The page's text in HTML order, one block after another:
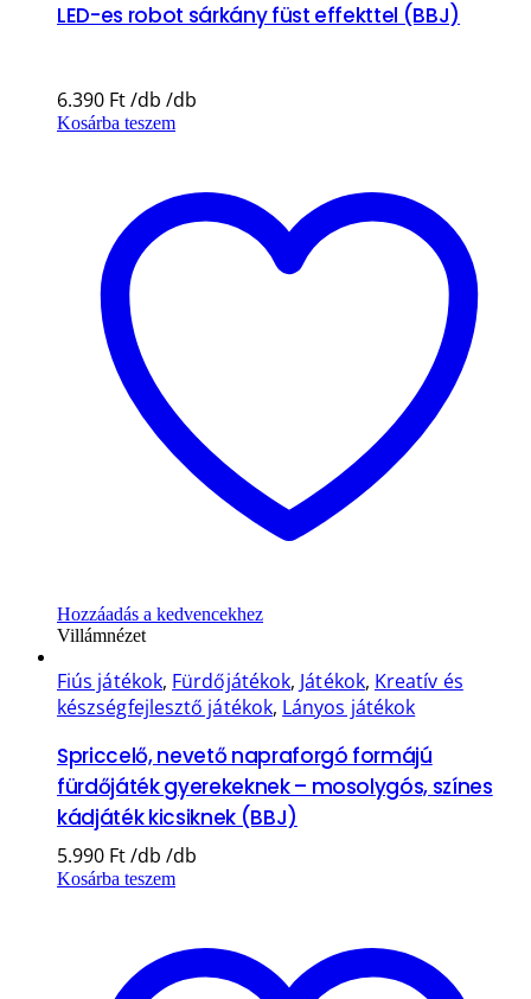
LED-es robot sárkány füst effekttel (BBJ)
6.390 Ft
Kosárba teszem
Hozzáadás a kedvencekhez
Villámnézet
Fiús játékok, Fürdőjátékok, Játékok, Kreatív és
készségfejlesztő játékok, Lányos játékok
Spriccelő, nevető napraforgó formájú
fürdőjáték gyerekeknek – mosolygós, színes
kádjáték kicsiknek (BBJ)
5.990 Ft
Kosárba teszem